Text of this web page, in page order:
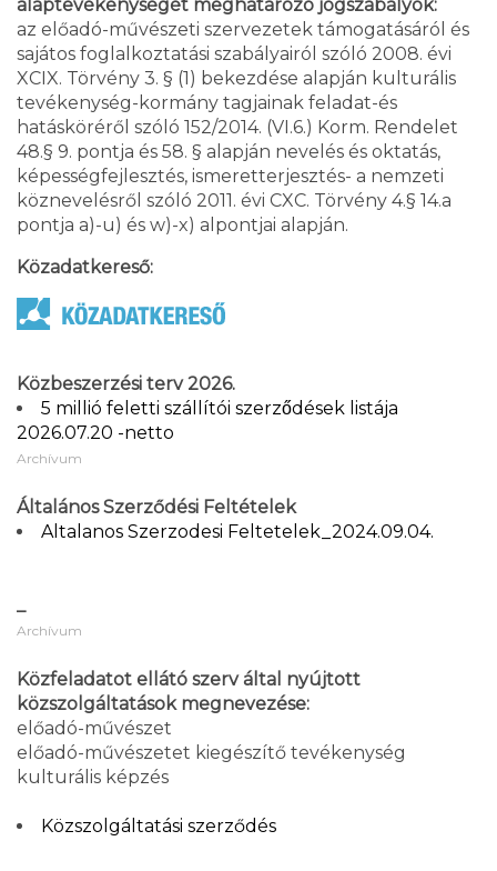
alaptevékenységét meghatározó jogszabályok:
az előadó-művészeti szervezetek támogatásáról és
sajátos foglalkoztatási szabályairól szóló 2008. évi
XCIX. Törvény 3. § (1) bekezdése alapján kulturális
tevékenység-kormány tagjainak feladat-és
hatásköréről szóló 152/2014. (VI.6.) Korm. Rendelet
48.§ 9. pontja és 58. § alapján nevelés és oktatás,
képességfejlesztés, ismeretterjesztés- a nemzeti
köznevelésről szóló 2011. évi CXC. Törvény 4.§ 14.a
pontja a)-u) és w)-x) alpontjai alapján.
Közadatkereső:
Közbeszerzési terv 2026.
5 millió feletti szállítói szerződések listája
2026.07.20 -netto
Archívum
Általános Szerződési Feltételek
Altalanos Szerzodesi Feltetelek_2024.09.04.
_
Archívum
Közfeladatot ellátó szerv által nyújtott
közszolgáltatások megnevezése:
előadó-művészet
előadó-művészetet kiegészítő tevékenység
kulturális képzés
Közszolgáltatási szerződés